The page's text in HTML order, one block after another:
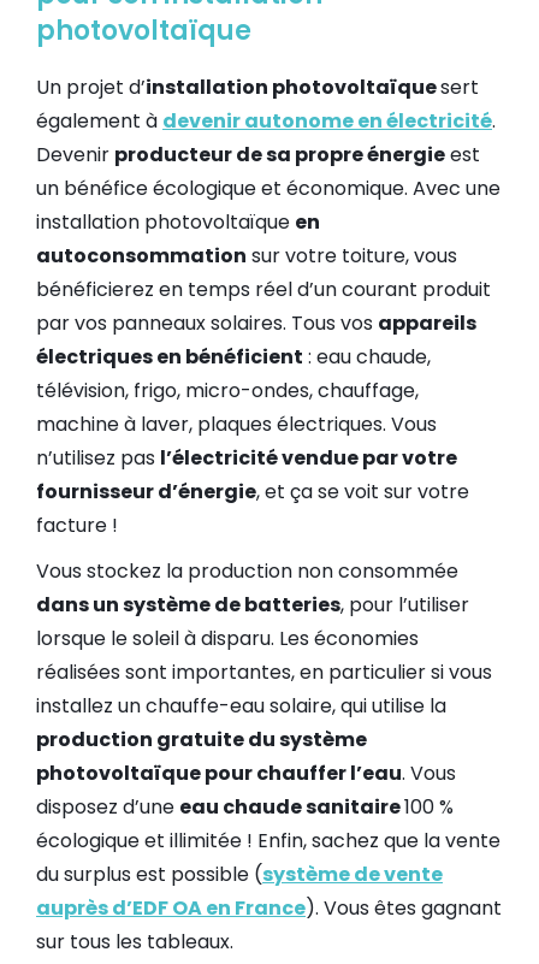
photovoltaïque
Un projet d’installation photovoltaïquesert
également à devenir autonome en électricité.
Devenir producteur de sa propre énergieest
un bénéfice écologique et économique. Avec une
installation photovoltaïque en
autoconsommation sur votre toiture, vous
bénéficierez en temps réel d’un courant produit
par vos panneaux solaires. Tous vos appareils
électriques en bénéficient : eau chaude,
télévision, frigo, micro-ondes, chauffage,
machine à laver, plaques électriques. Vous
n’utilisez pas l’électricité vendue par votre
fournisseur d’énergie, et ça se voit sur votre
facture !
Vous stockez la production non consommée
dans un système de batteries, pour l’utiliser
lorsque le soleil à disparu. Les économies
réalisées sont importantes, en particulier si vous
installez un chauffe-eau solaire, qui utilise la
production gratuite du système
photovoltaïque pour chauffer l’eau. Vous
disposez d’une eau chaude sanitaire100 %
écologique et illimitée ! Enfin, sachez que la vente
du surplus est possible (système de vente
auprès d’EDF OA en France). Vous êtes gagnant
sur tous les tableaux.